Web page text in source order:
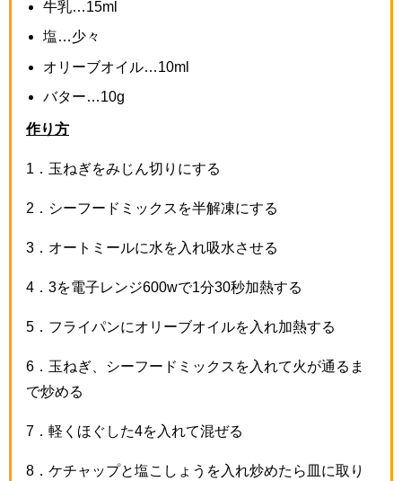
牛乳… 15ml
塩…少々
オリーブオイル… 10ml
バター…10g
作り方
1 ．玉ねぎをみじん切りにする
2 ．シーフードミックスを半解凍にする
3 ．オートミールに水を入れ吸水させる
4 3を電子レンジ600wで1 分30秒加熱する
5 ．フライパンにオリーブオイルを入れ加熱する
6 ．玉ねぎ、シーフードミックスを入れて火が通るま
で炒める
7 ．軽くほぐした4を入れて混ぜる
8 ．ケチャップと塩こしょうを入れ炒めたら皿に取り